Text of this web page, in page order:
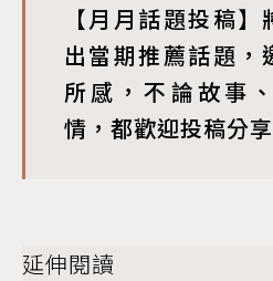
【月月話題投稿
出當期推薦話題，
所感，不論故事
情，都歡迎投稿分享
延伸閱讀